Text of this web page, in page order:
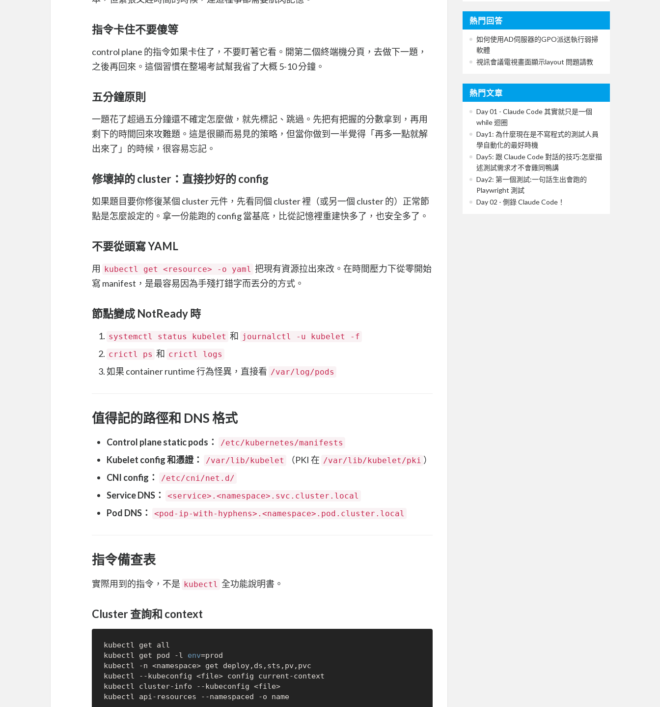
指令卡住不要傻等
control plane 的指令如果卡住了，不要盯著它看。開第二個終端機分頁，去做下一題，
之後再回來。這個習慣在整場考試幫我省了大概 5-10 分鐘。
五分鐘原則
一題花了超過五分鐘還不確定怎麼做，就先標記、跳過。先把有把握的分數拿到，再用
剩下的時間回來攻難題。這是很顯而易見的策略，但當你做到一半覺得「再多一點就解
出來了」的時候，很容易忘記。
修壞掉的 cluster：直接抄好的 config
如果題目要你修復某個 cluster 元件，先看同個 cluster 裡（或另一個 cluster 的）正常節
點是怎麼設定的。拿一份能跑的 config 當基底，比從記憶裡重建快多了，也安全多了。
不要從頭寫 YAML
用 kubectl get <resource> -o yaml 把現有資源拉出來改。在時間壓力下從零開始
寫 manifest，是最容易因為手殘打錯字而丟分的方式。
節點變成 NotReady 時
systemctl status kubelet 和 journalctl -u kubelet -f
crictl ps 和 crictl logs
如果 container runtime 行為怪異，直接看 /var/log/pods
值得記的路徑和 DNS 格式
Control plane static pods： /etc/kubernetes/manifests
Kubelet config 和憑證： /var/lib/kubelet （PKI 在 /var/lib/kubelet/pki ）
CNI config：
/etc/cni/net.d/
Service DNS： <service>.<namespace>.svc.cluster.local
Pod DNS： <pod-ip-with-hyphens>.<namespace>.pod.cluster.local
指令備查表
實際用到的指令，不是 kubectl 全功能說明書。
Cluster 查詢和 context
kubectl get all
kubectl get pod -l env=prod
kubectl -n <namespace> get deploy,ds,sts,pv,pvc
kubectl --kubeconfig <file> config current-context
kubectl cluster-info --kubeconfig <file>
kubectl api-resources --namespaced -o name
熱門回答
如何使用AD伺服器的GPO派送執行弱掃
軟體
視訊會議電視畫面顯示layout 問題請教
熱門文章
Day 01 - Claude Code 其實就只是一個
while 迴圈
Day1: 為什麼現在是不寫程式的測試人員
學自動化的最好時機
Day5: 跟 Claude Code 對話的技巧:怎麼描
述測試需求才不會雞同鴨講
Day2: 第一個測試:一句話生出會跑的
Playwright 測試
Day 02 - 側錄 Claude Code！